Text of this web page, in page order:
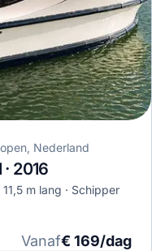
Nederland
2016
11,5 m lang
Schipper
Vanaf€ 169/dag